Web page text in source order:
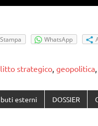
Stampa WhatsApp
strategico, geopolitica,
esterni DOSSIER